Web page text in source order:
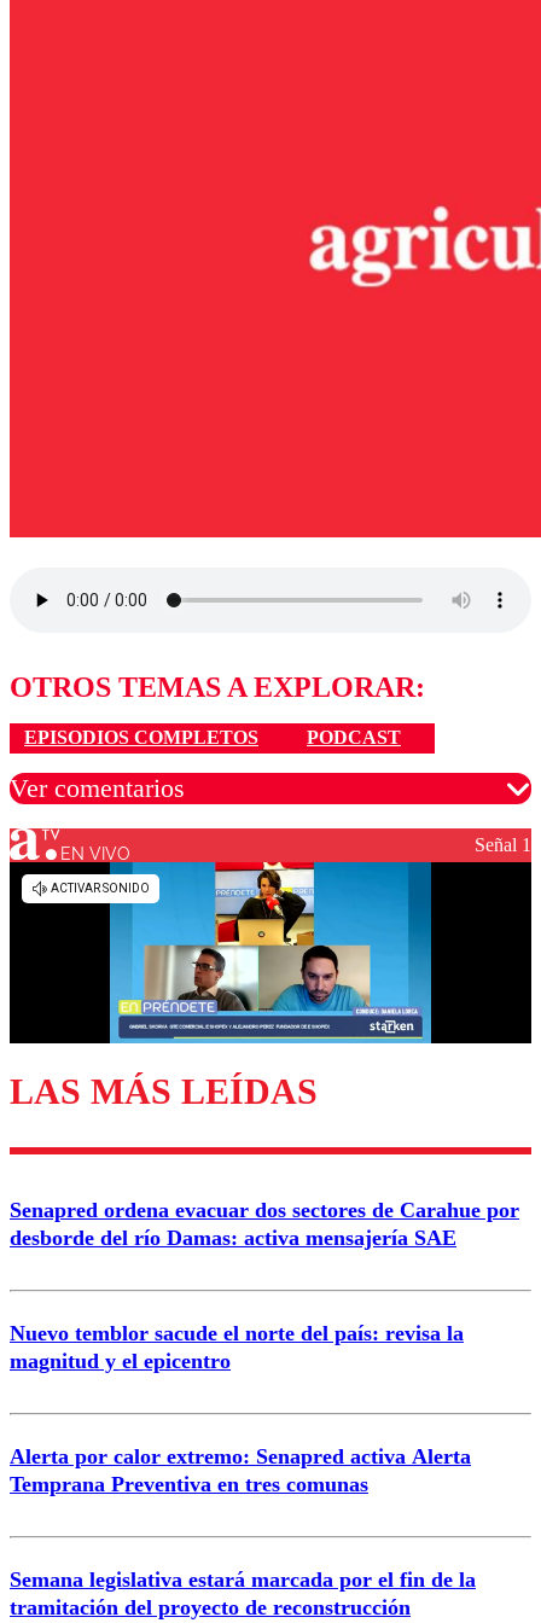
OTROS TEMAS A EXPLORAR:
EPISODIOS COMPLETOS PODCAST
Ver comentarios
Los comentarios son moderados para garantizar un
diálogo respetuoso.
Enviar comentario
EN VIVO Señal 1
LAS MÁS LEÍDAS
Senapred ordena evacuar dos sectores de Carahue por
desborde del río Damas: activa mensajería SAE
Nuevo temblor sacude el norte del país: revisa la
magnitud y el epicentro
Alerta por calor extremo: Senapred activa Alerta
Temprana Preventiva en tres comunas
Semana legislativa estará marcada por el fin de la
tramitación del proyecto de reconstrucción